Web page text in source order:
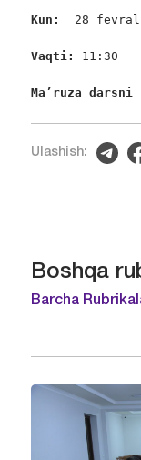
Kun: 28
Vaqti: 11:30
Ma’ruza
Ulashish:
Boshqa
Barcha